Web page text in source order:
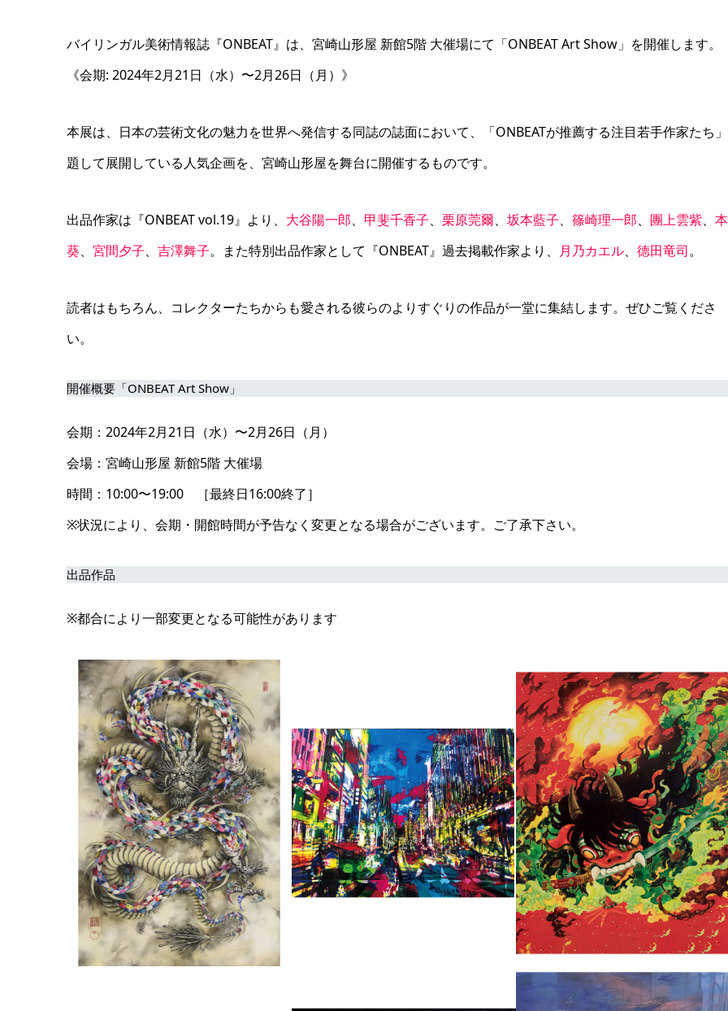
バイリンガル美術情報誌『ONBEAT』は、宮崎山形屋 新館5階 大催場にて「ONBEAT Art Show」を開催します。
《会期: 2024年2月21日（水）〜2月26日（月）》
本展は、日本の芸術文化の魅力を世界へ発信する同誌の誌面において、「ONBEATが推薦する注目若手作家たち
題して展開している人気企画を、宮崎山形屋を舞台に開催するものです。
出品作家は『ONBEAT vol.19』より、 大谷陽一郎、 甲斐千香子、 栗原莞爾、 坂本藍子、 篠崎理一郎、 團上雲紫、
葵、 宮間夕子、 吉澤舞子。また特別出品作家として『ONBEAT』過去掲載作家より、 月乃カエル、 德田竜司。
読者はもちろん、コレクターたちからも愛される彼らのよりすぐりの作品が一堂に集結します。ぜひご覧くださ
い。
開催概要「ONBEAT Art Show」
会期：2024年2月21日（水）〜2月26日（月）
会場：宮崎山形屋 新館5階 大催場
時間：10:00〜19:00 ［最終日16:00終了］
※状況により、会期・開館時間が予告なく変更となる場合がございます。ご了承下さい。
出品作品
※都合により一部変更となる可能性があります